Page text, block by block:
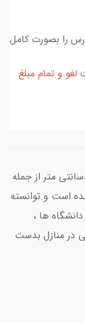
را بصورت کامل
و تمام مبلغ
تخته وایت برد شیشه ای پارسیان سایز 120×80سانتی متر از جمله
است و توانسته
ها ،
در منازل بدست